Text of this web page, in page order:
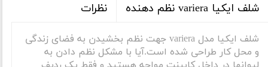
شلف ایکیا variera نظم دهنده نظرات
شلف ایکیا مدل variera جهت نظم بخشیدن به فضای زندگی
و محل کار طراحی شده است.آیا با مشکل نظم دادن به